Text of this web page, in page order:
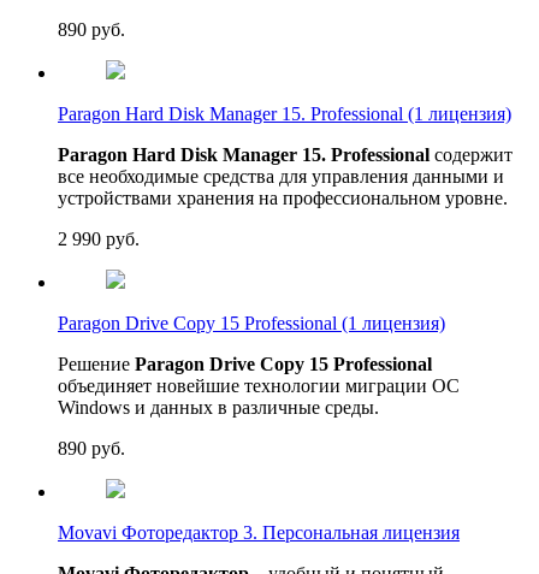
890 руб.
Paragon Hard Disk Manager 15. Professional (1 лицензия)
Paragon Hard Disk Manager 15. Professional содержит
все необходимые средства для управления данными и
устройствами хранения на профессиональном уровне.
2 990 руб.
Paragon Drive Copy 15 Professional (1 лицензия)
Решение Paragon Drive Copy 15 Professional
объединяет новейшие технологии миграции ОС
Windows и данных в различные среды.
890 руб.
Movavi Фоторедактор 3. Персональная лицензия